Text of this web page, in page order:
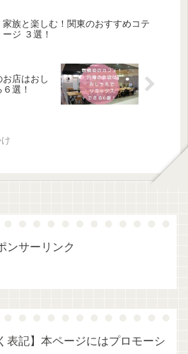
家族と楽しむ！関東のおすすめコテ
ージ ３選！
店はおし
選！
ンサーリンク
表記】本ページにはプロモーシ